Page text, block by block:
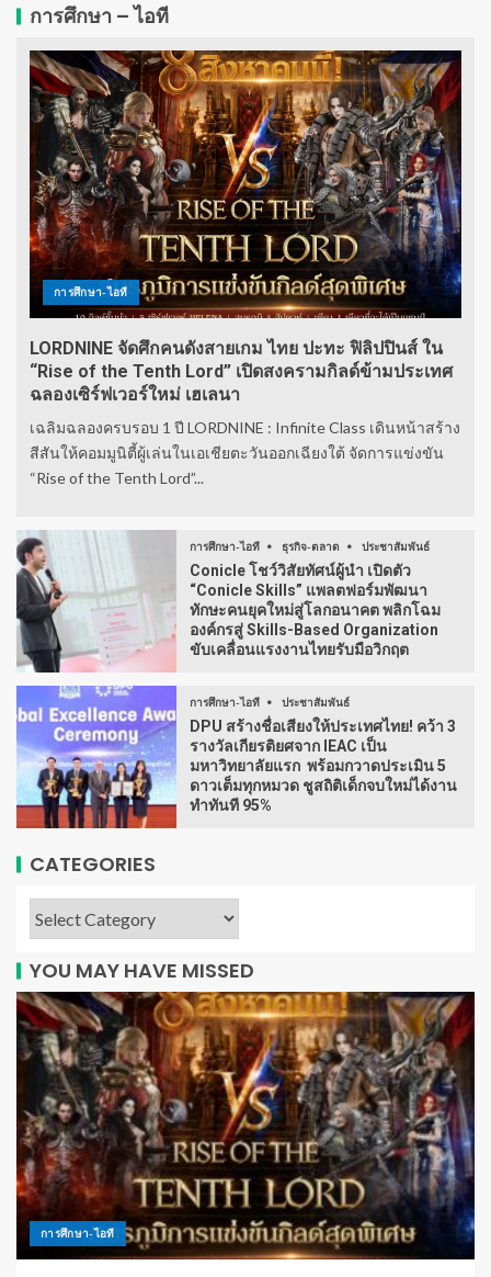
การศึกษา – ไอที
การศึกษา-ไอที
LORDNINE จัดศึกคนดังสายเกม ไทย ปะทะ ฟิลิปปินส์ ใน
“Rise of the Tenth Lord” เปิดสงครามกิลด์ข้ามประเทศ
ฉลองเซิร์ฟเวอร์ใหม่ เฮเลนา
เฉลิมฉลองครบรอบ 1 ปี LORDNINE : Infinite Class เดินหน้าสร้าง
สีสันให้คอมมูนิตี้ผู้เล่นในเอเชียตะวันออกเฉียงใต้ จัดการแข่งขัน
“Rise of the Tenth Lord”...
การศึกษา-ไอที ธุรกิจ-ตลาด ประชาสัมพันธ์
Conicle โชว์วิสัยทัศน์ผู้นำ เปิดตัว
“Conicle Skills” แพลตฟอร์มพัฒนา
ทักษะคนยุคใหม่สู่โลกอนาคต พลิกโฉม
องค์กรสู่ Skills-Based Organization
ขับเคลื่อนแรงงานไทยรับมือวิกฤต
การศึกษา-ไอที ประชาสัมพันธ์
DPU สร้างชื่อเสียงให้ประเทศไทย! คว้า 3
รางวัลเกียรติยศจาก IEAC เป็น
มหาวิทยาลัยแรก พร้อมกวาดประเมิน 5
ดาวเต็มทุกหมวด ชูสถิติเด็กจบใหม่ได้งาน
ทำทันที 95%
CATEGORIES
YOU MAY HAVE MISSED
การศึกษา-ไอที